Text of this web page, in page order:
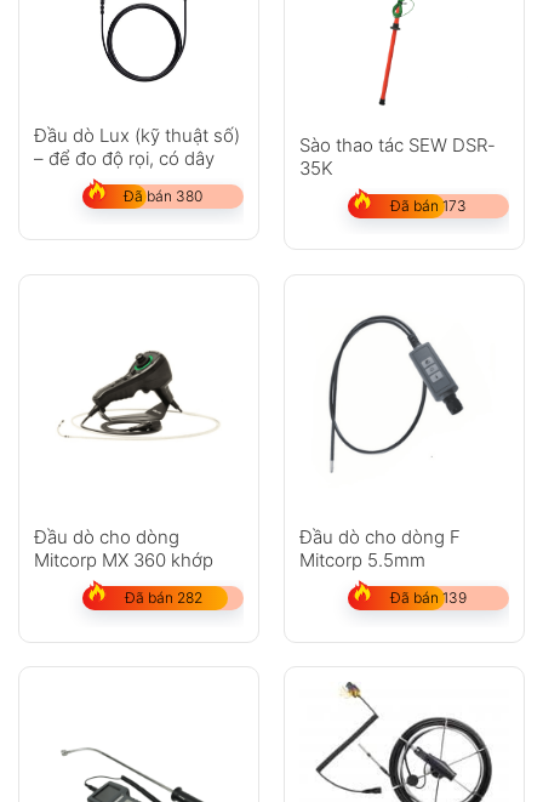
Đầu dò Lux (kỹ thuật số)
– để đo độ rọi, có dây
Đã bán 380
Sào thao tác SEW DSR-
35K
Đã bán 173
Đầu dò cho dòng
Mitcorp MX 360 khớp
Đã bán 282
Đầu dò cho dòng F
Mitcorp 5.5mm
Đã bán 139